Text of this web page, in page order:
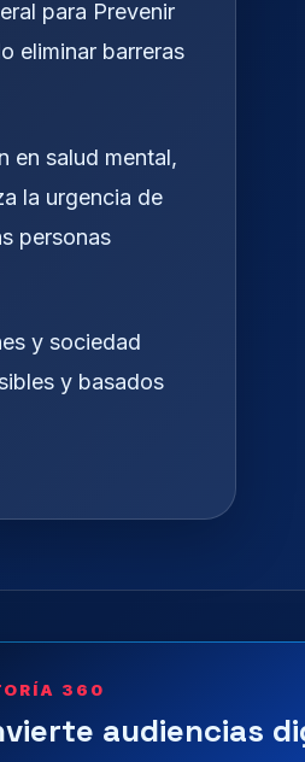
para Prevenir
eliminar barreras
en salud mental,
la urgencia de
personas
y sociedad
y basados
360
audiencias